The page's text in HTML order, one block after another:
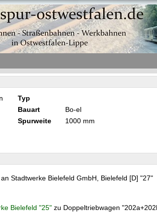
Typ
Bauart Bo-el
Spurweite 1000 mm
Stadtwerke Bielefeld GmbH, Bielefeld [D] "27"
Bielefeld "25" zu Doppeltriebwagen